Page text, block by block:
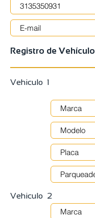
Registro de Vehículo
Vehiculo 1
Vehiculo 2